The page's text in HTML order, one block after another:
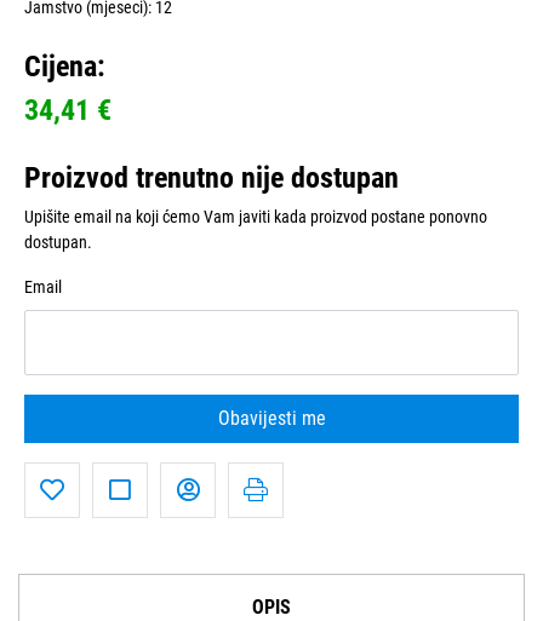
Jamstvo (mjeseci): 12
Cijena:
34,41 €
Proizvod trenutno nije dostupan
Upišite email na koji ćemo Vam javiti kada proizvod postane ponovno
dostupan.
Email
Obavijesti me
OPIS